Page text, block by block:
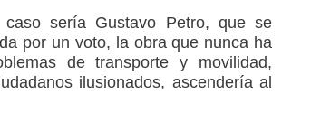
sería Gustavo Petro, que se
por un voto, la obra que nunca ha
de transporte y movilidad,
ilusionados, ascendería al